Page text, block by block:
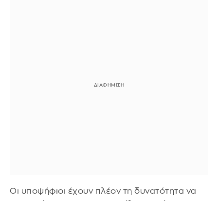
Οι υποψήφιοι έχουν πλέον τη δυνατότητα να